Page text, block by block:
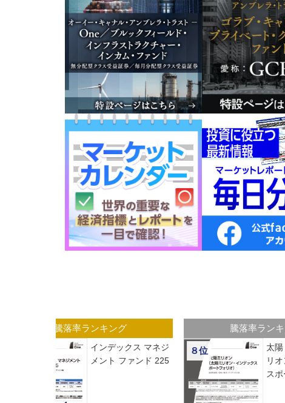
騰落率ランキング
Ｏｎｅ 日本株ダブ
ル・ブルファンド２